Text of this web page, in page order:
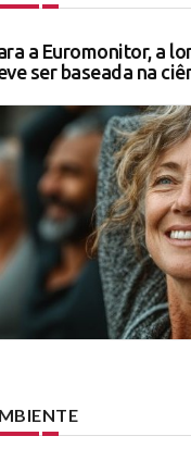
a Euromonitor, a
ser baseada na